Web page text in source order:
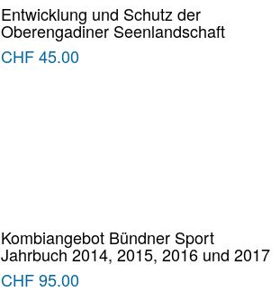
Entwicklung und Schutz der
Oberengadiner Seenlandschaft
CHF45.00
Kombiangebot Bündner Sport
Jahrbuch 2014, 2015, 2016 und 2017
CHF95.00